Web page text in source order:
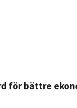
för bättre